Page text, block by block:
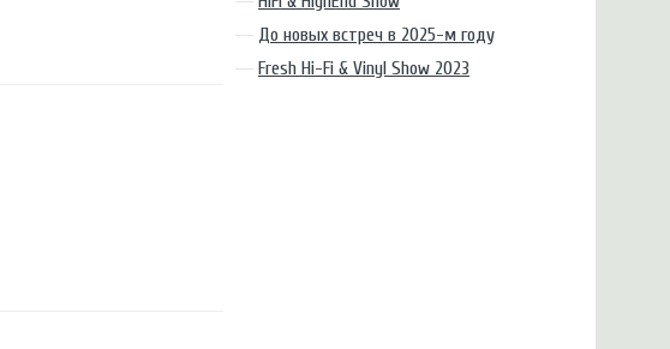
До новых встреч в 2025-м году
Fresh Hi-Fi & Vinyl Show 2023